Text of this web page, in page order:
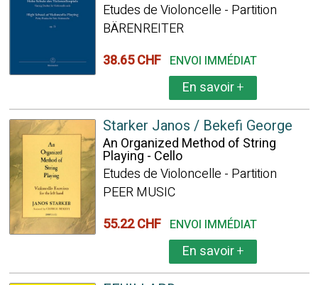
Etudes de Violoncelle - Partition
BÄRENREITER
38.65 CHF ENVOI IMMÉDIAT
En savoir+
Starker Janos / Bekefi George
An Organized Method of String
Playing - Cello
Etudes de Violoncelle - Partition
PEER MUSIC
55.22 CHF ENVOI IMMÉDIAT
En savoir+